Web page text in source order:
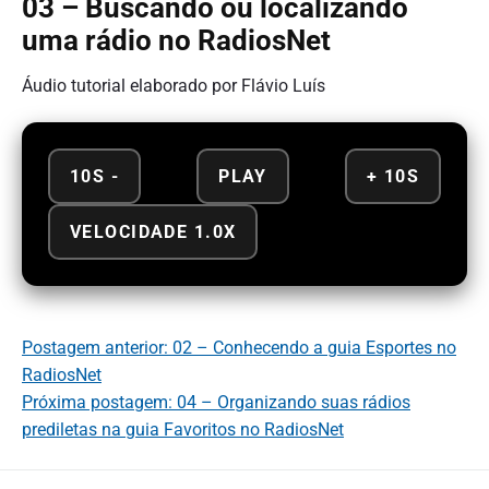
03 – Buscando ou localizando
uma rádio no RadiosNet
Áudio tutorial elaborado por Flávio Luís
10S - PLAY + 10S
VELOCIDADE 1.0X
Postagem anterior: 02 – Conhecendo a guia Esportes no
RadiosNet
Próxima postagem: 04 – Organizando suas rádios
prediletas na guia Favoritos no RadiosNet